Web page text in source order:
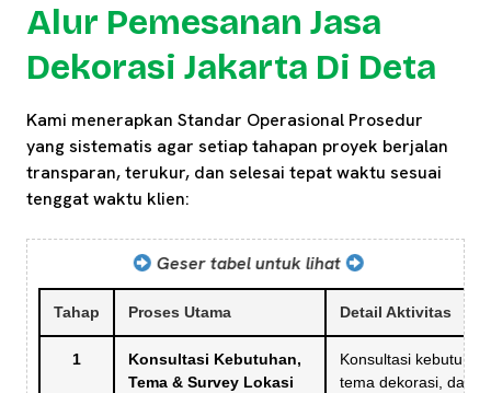
Alur Pemesanan Jasa
Dekorasi Jakarta Di Deta
Kami menerapkan Standar Operasional Prosedur
yang sistematis agar setiap tahapan proyek berjalan
transparan, terukur, dan selesai tepat waktu sesuai
tenggat waktu klien:
Geser tabel untuk lihat
Tahap Proses Utama Detail Aktivitas
1
Konsultasi Kebutuhan,
Tema & Survey Lokasi
Konsultasi
tema dekorasi, dan